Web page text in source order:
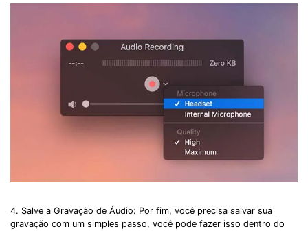
4. Salve a Gravação de Áudio: Por fim, você precisa salvar sua
gravação com um simples passo, você pode fazer isso dentro do